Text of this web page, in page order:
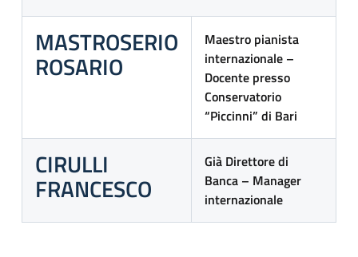
MASTROSERIO
ROSARIO
Maestro pianista
internazionale –
Docente presso
Conservatorio
“Piccinni” di Bari
CIRULLI
FRANCESCO
Già Direttore di
Banca – Manager
internazionale